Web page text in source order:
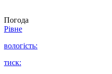
Погода
Рівне
вологість:
тиск: